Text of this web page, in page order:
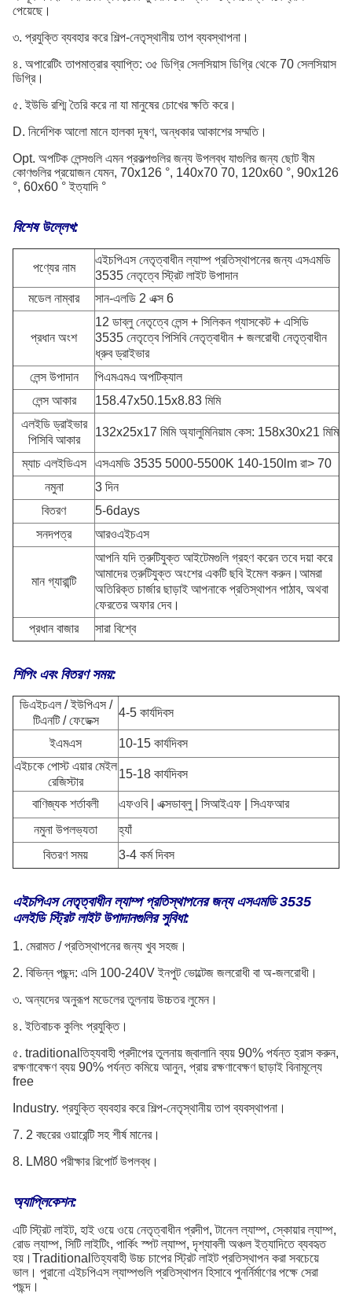
পেয়েছে।
৩. প্রযুক্তি ব্যবহার করে শিল্প-নেতৃস্থানীয় তাপ ব্যবস্থাপনা।
৪. অপারেটিং তাপমাত্রার ব্যাপ্তি: ৩৫ ডিগ্রি সেলসিয়াস ডিগ্রি থেকে 70 সেলসিয়াস
ডিগ্রি।
৫. ইউভি রশ্মি তৈরি করে না যা মানুষের চোখের ক্ষতি করে।
D. নির্দেশিক আলো মানে হালকা দূষণ, অন্ধকার আকাশের সম্মতি।
Opt. অপটিক লেন্সগুলি এমন প্রকল্পগুলির জন্য উপলব্ধ যাগুলির জন্য ছোট বীম
কোণগুলির প্রয়োজন যেমন, 70x126 °, 140x70 70, 120x60 °, 90x126
°, 60x60 ° ইত্যাদি °
বিশেষ উল্লেখ:
পণ্যের নাম
এইচপিএস নেতৃত্বাধীন ল্যাম্প প্রতিস্থাপনের জন্য এসএমডি
3535 নেতৃত্বে স্ট্রিট লাইট উপাদান
মডেল নাম্বার
সান-এলডি 2 এক্স 6
প্রধান অংশ
12 ডাব্লু নেতৃত্বে লেন্স + সিলিকন গ্যাসকেট + এসিডি
3535 নেতৃত্বে পিসিবি নেতৃত্বাধীন + জলরোধী নেতৃত্বাধীন
ধ্রুব ড্রাইভার
লেন্স উপাদান
পিএমএমএ অপটিক্যাল
লেন্স আকার
158.47x50.15x8.83 মিমি
এলইডি ড্রাইভার
পিসিবি আকার
132x25x17 মিমি অ্যালুমিনিয়াম কেস: 158x30x21 মিমি
ম্যাচ এলইডিএস
এসএমডি 3535 5000-5500K 140-150lm রা> 70
নমুনা
3 দিন
বিতরণ
5-6days
সনদপত্র
আরওএইচএস
মান গ্যারান্টি
আপনি যদি ত্রুটিযুক্ত আইটেমগুলি গ্রহণ করেন তবে দয়া করে
আমাদের ত্রুটিযুক্ত অংশের একটি ছবি ইমেল করুন।আমরা
অতিরিক্ত চার্জার ছাড়াই আপনাকে প্রতিস্থাপন পাঠাব, অথবা
ফেরতের অফার দেব।
প্রধান বাজার
সারা বিশ্বে
শিপিং এবং বিতরণ সময়:
ডিএইচএল / ইউপিএস /
টিএনটি / ফেডেক্স
4-5 কার্যদিবস
ইএমএস
10-15 কার্যদিবস
এইচকে পোস্ট এয়ার মেইল
​​রেজিস্টার
15-18 কার্যদিবস
বাণিজ্যক শর্তাবলী
এফওবি | এক্সডাব্লু | সিআইএফ | সিএফআর
নমুনা উপলভ্যতা
হ্যাঁ
বিতরণ সময়
3-4 কর্ম দিবস
এইচপিএস নেতৃত্বাধীন ল্যাম্প প্রতিস্থাপনের জন্য এসএমডি 3535
এলইডি স্ট্রিট লাইট উপাদানগুলির সুবিধা:
1. মেরামত / প্রতিস্থাপনের জন্য খুব সহজ।
2. বিভিন্ন পছন্দ: এসি 100-240V ইনপুট ভোল্টেজ জলরোধী বা অ-জলরোধী।
৩. অন্যদের অনুরূপ মডেলের তুলনায় উচ্চতর লুমেন।
৪. ইতিবাচক কুলিং প্রযুক্তি।
৫. traditionalতিহ্যবাহী প্রদীপের তুলনায় জ্বালানি ব্যয় 90% পর্যন্ত হ্রাস করুন,
রক্ষণাবেক্ষণ ব্যয় 90% পর্যন্ত কমিয়ে আনুন, প্রায় রক্ষণাবেক্ষণ ছাড়াই বিনামূল্যে
free
Industry. প্রযুক্তি ব্যবহার করে শিল্প-নেতৃস্থানীয় তাপ ব্যবস্থাপনা।
7. 2 বছরের ওয়ারেন্টি সহ শীর্ষ মানের।
8. LM80 পরীক্ষার রিপোর্ট উপলব্ধ।
অ্যাপ্লিকেশন:
এটি স্ট্রিট লাইট, হাই ওয়ে ওয়ে নেতৃত্বাধীন প্রদীপ, টানেল ল্যাম্প, স্কোয়ার ল্যাম্প,
রোড ল্যাম্প, সিটি লাইটিং, পার্কিং স্পট ল্যাম্প, দৃশ্যাবলী অঞ্চল ইত্যাদিতে ব্যবহৃত
হয়।Traditionalতিহ্যবাহী উচ্চ চাপের স্ট্রিট লাইট প্রতিস্থাপন করা সবচেয়ে
ভাল। পুরানো এইচপিএস ল্যাম্পগুলি প্রতিস্থাপন হিসাবে পুনর্নির্মাণের পক্ষে সেরা
পছন্দ।